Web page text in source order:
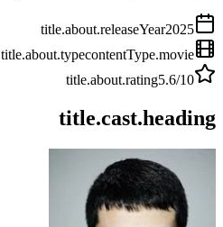
title.about.releaseYear2025
title.about.typecontentType.movie
title.about.rating5.6/10
title.cast.heading